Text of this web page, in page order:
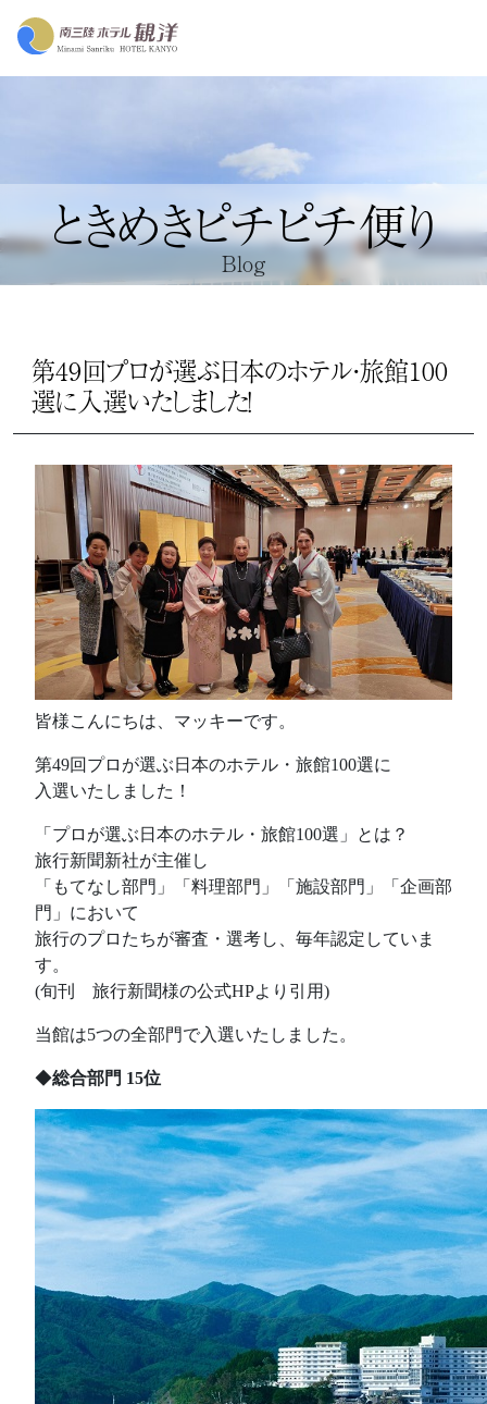
ときめきピチピチ便り
Blog
第49回プロが選ぶ日本のホテル・旅館100
選に入選いたしました！
皆様こんにちは、マッキーです。
第49回プロが選ぶ日本のホテル・旅館100選に
入選いたしました！
「プロが選ぶ日本のホテル・旅館100選」とは？
旅行新聞新社が主催し
「もてなし部門」「料理部門」「施設部門」「企画部
門」において
旅行のプロたちが審査・選考し、毎年認定していま
す。
(旬刊 旅行新聞様の公式HPより引用)
当館は5つの全部門で入選いたしました。
◆総合部門 15位